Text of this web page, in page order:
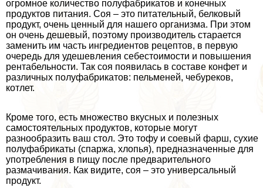
огромное количество полуфабрикатов и конечных
продуктов питания. Соя – это питательный, белковый
продукт, очень ценный для нашего организма. При этом
он очень дешевый, поэтому производитель старается
заменить им часть ингредиентов рецептов, в первую
очередь для удешевления себестоимости и повышения
рентабельности. Так соя появилась в составе конфет и
различных полуфабрикатов: пельменей, чебуреков,
котлет.
Кроме того, есть множество вкусных и полезных
самостоятельных продуктов, которые могут
разнообразить ваш стол. Это тофу и соевый фарш, сухие
полуфабрикаты (спаржа, хлопья), предназначенные для
употрeбления в пищу после предварительного
размачивания. Как видите, соя – это универсальный
продукт.